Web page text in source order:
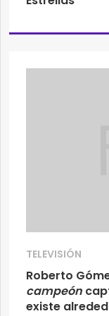
TELEVISIÓN
Roberto
campeón
existe